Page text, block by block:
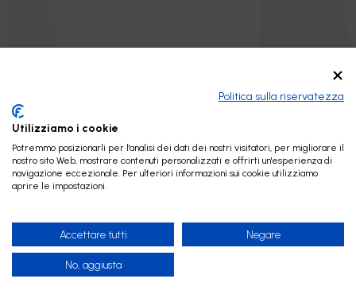
Politica sulla riservatezza
Utilizziamo i cookie
Potremmo posizionarli per l'analisi dei dati dei nostri visitatori, per migliorare il
nostro sito Web, mostrare contenuti personalizzati e offrirti un'esperienza di
navigazione eccezionale. Per ulteriori informazioni sui cookie utilizziamo
aprire le impostazioni.
Accettare tutti Negare
No, aggiusta